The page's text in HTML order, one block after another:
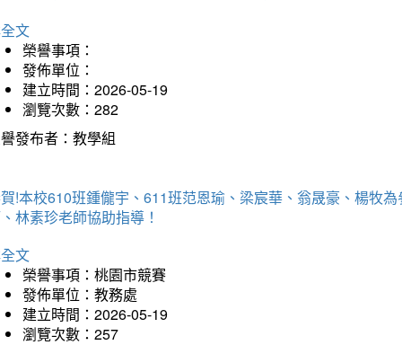
文
榮譽事項：
發佈單位：
建立時間：2026-05-19
瀏覽次數：282
發布者：教學組
!本校610班鍾儱宇、611班范恩瑜、梁宸華、翁晟豪、楊牧
林素珍老師協助指導！
文
榮譽事項：桃園市競賽
發佈單位：教務處
建立時間：2026-05-19
瀏覽次數：257